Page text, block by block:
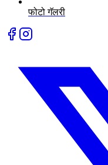
फोटो गॅलरी